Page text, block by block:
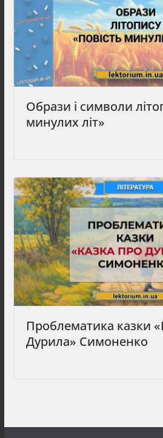
Образи і символи
минулих літ»
Проблематика казки
Дурила» Симоненко